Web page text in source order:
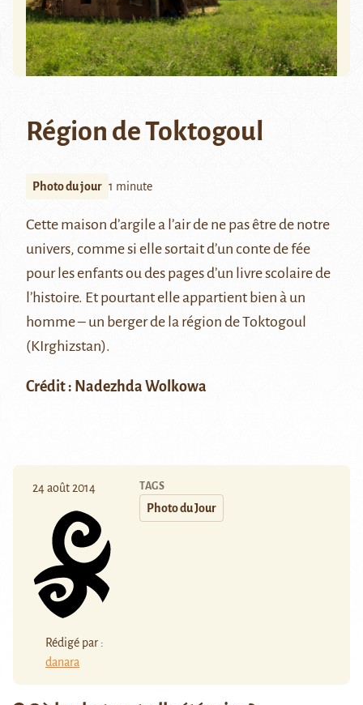
Région de Toktogoul
Photo du jour 1 minute
Cette maison d’argile a l’air de ne pas être de notre
univers, comme si elle sortait d’un conte de fée
pour les enfants ou des pages d’un livre scolaire de
l’histoire. Et pourtant elle appartient bien à un
homme – un berger de la région de Toktogoul
(KIrghizstan).
Crédit : Nadezhda Wolkowa
24 août 2014
Rédigé par :
danara
TAGS
Photo du Jour